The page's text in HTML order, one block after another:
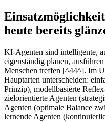
heute bereits
KI-Agenten sind intelligente,
eigenständig planen,
Menschen treffen [^44^]. Im
Hauptarten unterscheiden:
Prinzip), modellbasierte
zielorientierte Agenten
Agenten (optimale Balance
lernende Agenten